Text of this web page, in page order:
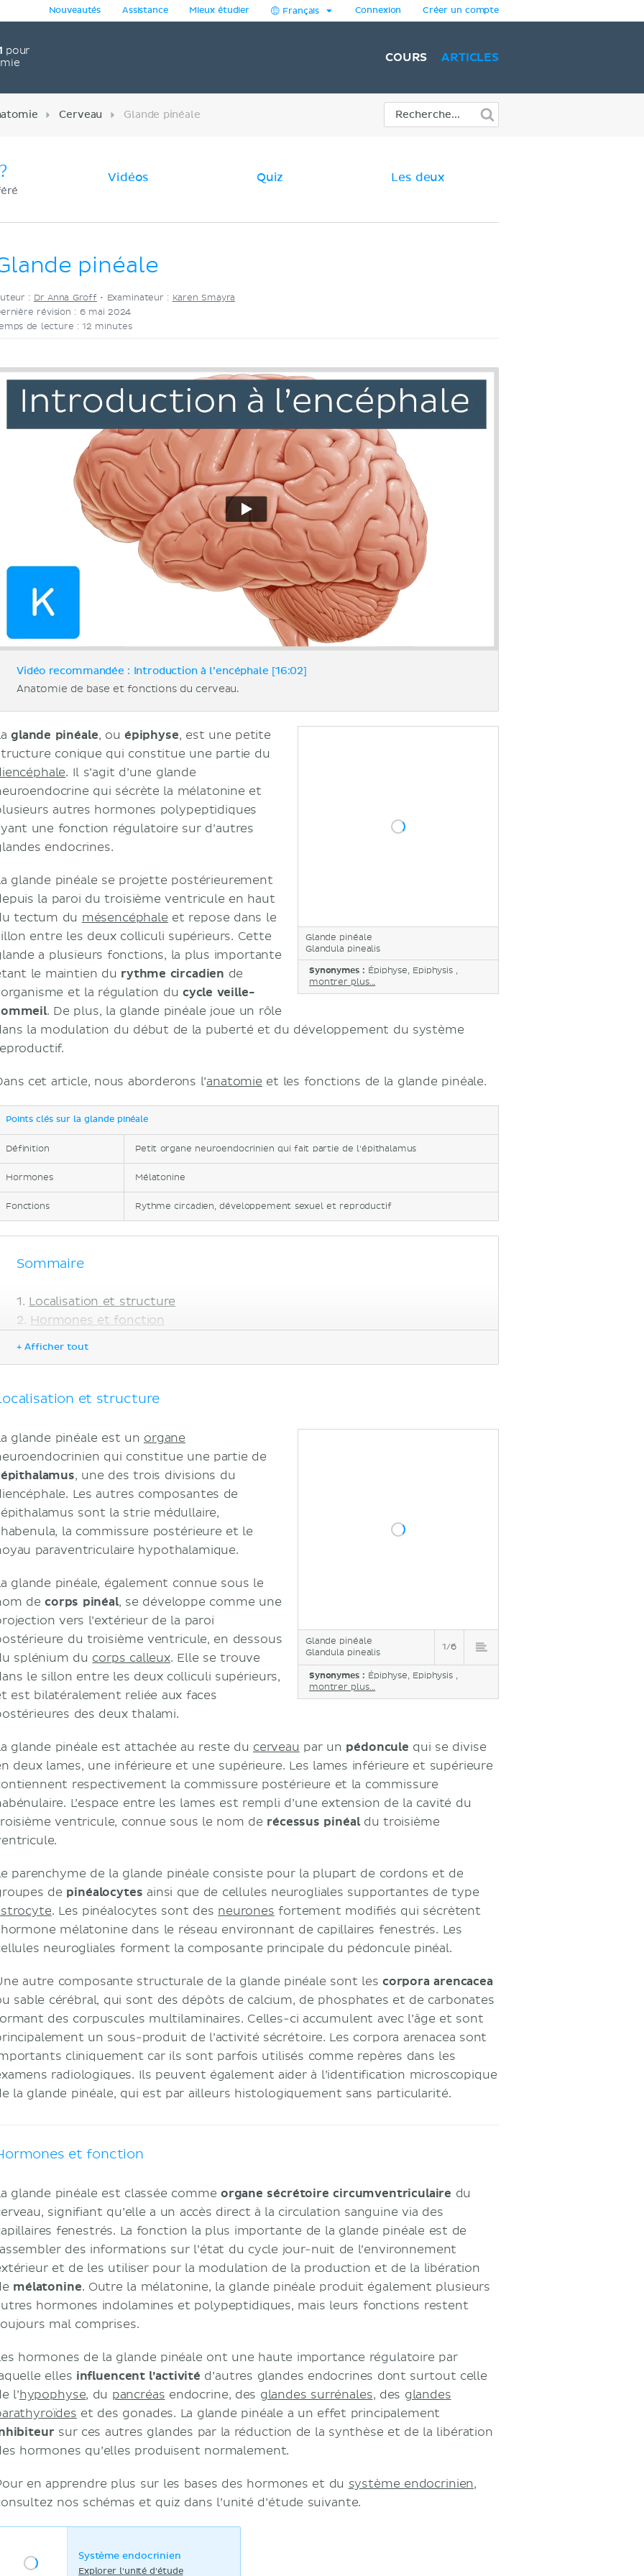
pour
Nouveautés Assistance Mieux étudier Français Connexion Créer un compte
COURS ARTICLES
Cerveau Glande pinéale
Vidéos Quiz Les deux
pinéale
: Dr Anna Groff • Examinateur : Karen Smayra
révision : 6 mai 2024
de lecture : 12 minutes
Vidéo recommandée : Introduction à l’encéphale [16:02]
Anatomie de base et fonctions du cerveau.
Glande pinéale
Glandula pinealis
Synonymes : Épiphyse, Epiphysis ,
montrer plus...
glande pinéale, ou épiphyse, est une petite
conique qui constitue une partie du
. Il s’agit d’une glande
qui sécrète la mélatonine et
autres hormones polypeptidiques
une fonction régulatoire sur d’autres
endocrines.
glande pinéale se projette postérieurement
la paroi du troisième ventricule en haut
tectum du mésencéphale et repose dans le
entre les deux colliculi supérieurs. Cette
a plusieurs fonctions, la plus importante
le maintien du rythme circadien de
et la régulation du cycle veille-
. De plus, la glande pinéale joue un rôle
la modulation du début de la puberté et du développement du système
cet article, nous aborderons l’anatomie et les fonctions de la glande pinéale.
Points clés sur la glande pinéale
Définition Petit organe neuroendocrinien qui fait partie de l'épithalamus
Hormones Mélatonine
Fonctions Rythme circadien, développement sexuel et reproductif
Sommaire
Localisation et structure
Hormones et fonction
Notes cliniques
Sources
+ Afficher tout
et structure
Glande pinéale
Glandula pinealis
1/6
Synonymes : Épiphyse, Epiphysis ,
montrer plus...
glande pinéale est un organe
qui constitue une partie de
épithalamus, une des trois divisions du
Les autres composantes de
sont la strie médullaire,
la commissure postérieure et le
paraventriculaire hypothalamique.
glande pinéale, également connue sous le
decorps pinéal, se développe comme une
vers l’extérieur de la paroi
du troisième ventricule, en dessous
splénium du corps calleux. Elle se trouve
le sillon entre les deux colliculi supérieurs,
est bilatéralement reliée aux faces
des deux thalami.
glande pinéale est attachée au reste du cerveau par un pédoncule qui se divise
deux lames, une inférieure et une supérieure. Les lames inférieure et supérieure
respectivement la commissure postérieure et la commissure
L’espace entre les lames est rempli d’une extension de la cavité du
ventricule, connue sous le nom de récessus pinéaldu troisième
parenchyme de la glande pinéale consiste pour la plupart de cordons et de
de pinéalocytes ainsi que de cellules neurogliales supportantes de type
. Les pinéalocytes sont des neurones fortement modifiés qui sécrètent
mélatonine dans le réseau environnant de capillaires fenestrés. Les
neurogliales forment la composante principale du pédoncule pinéal.
autre composante structurale de la glande pinéale sont les corpora arencacea
sable cérébral, qui sont des dépôts de calcium, de phosphates et de carbonates
des corpuscules multilaminaires. Celles-ci accumulent avec l’âge et sont
un sous-produit de l’activité sécrétoire. Les corpora arenacea sont
cliniquement car ils sont parfois utilisés comme repères dans les
radiologiques. Ils peuvent également aider à l’identification microscopique
la glande pinéale, qui est par ailleurs histologiquement sans particularité.
et fonction
glande pinéale est classée comme organe sécrétoire circumventriculaire du
signifiant qu’elle a un accès direct à la circulation sanguine via des
fenestrés. La fonction la plus importante de la glande pinéale est de
des informations sur l’état du cycle jour-nuit de l’environnement
et de les utiliser pour la modulation de la production et de la libération
mélatonine. Outre la mélatonine, la glande pinéale produit également plusieurs
hormones indolamines et polypeptidiques, mais leurs fonctions restent
mal comprises.
hormones de la glande pinéale ont une haute importance régulatoire par
elles influencent l’activité d’autres glandes endocrines dont surtout celle
l’hypophyse, du pancréas endocrine, des glandes surrénales, des glandes
et des gonades. La glande pinéale a un effet principalement
sur ces autres glandes par la réduction de la synthèse et de la libération
hormones qu’elles produisent normalement.
en apprendre plus sur les bases des hormones et du système endocrinien,
nos schémas et quiz dans l’unité d’étude suivante.
Système endocrinien
Explorer l'unité d'étude